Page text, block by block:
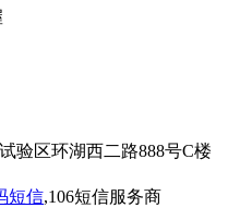
验区环湖西二路888号C楼
短信,106短信服务商